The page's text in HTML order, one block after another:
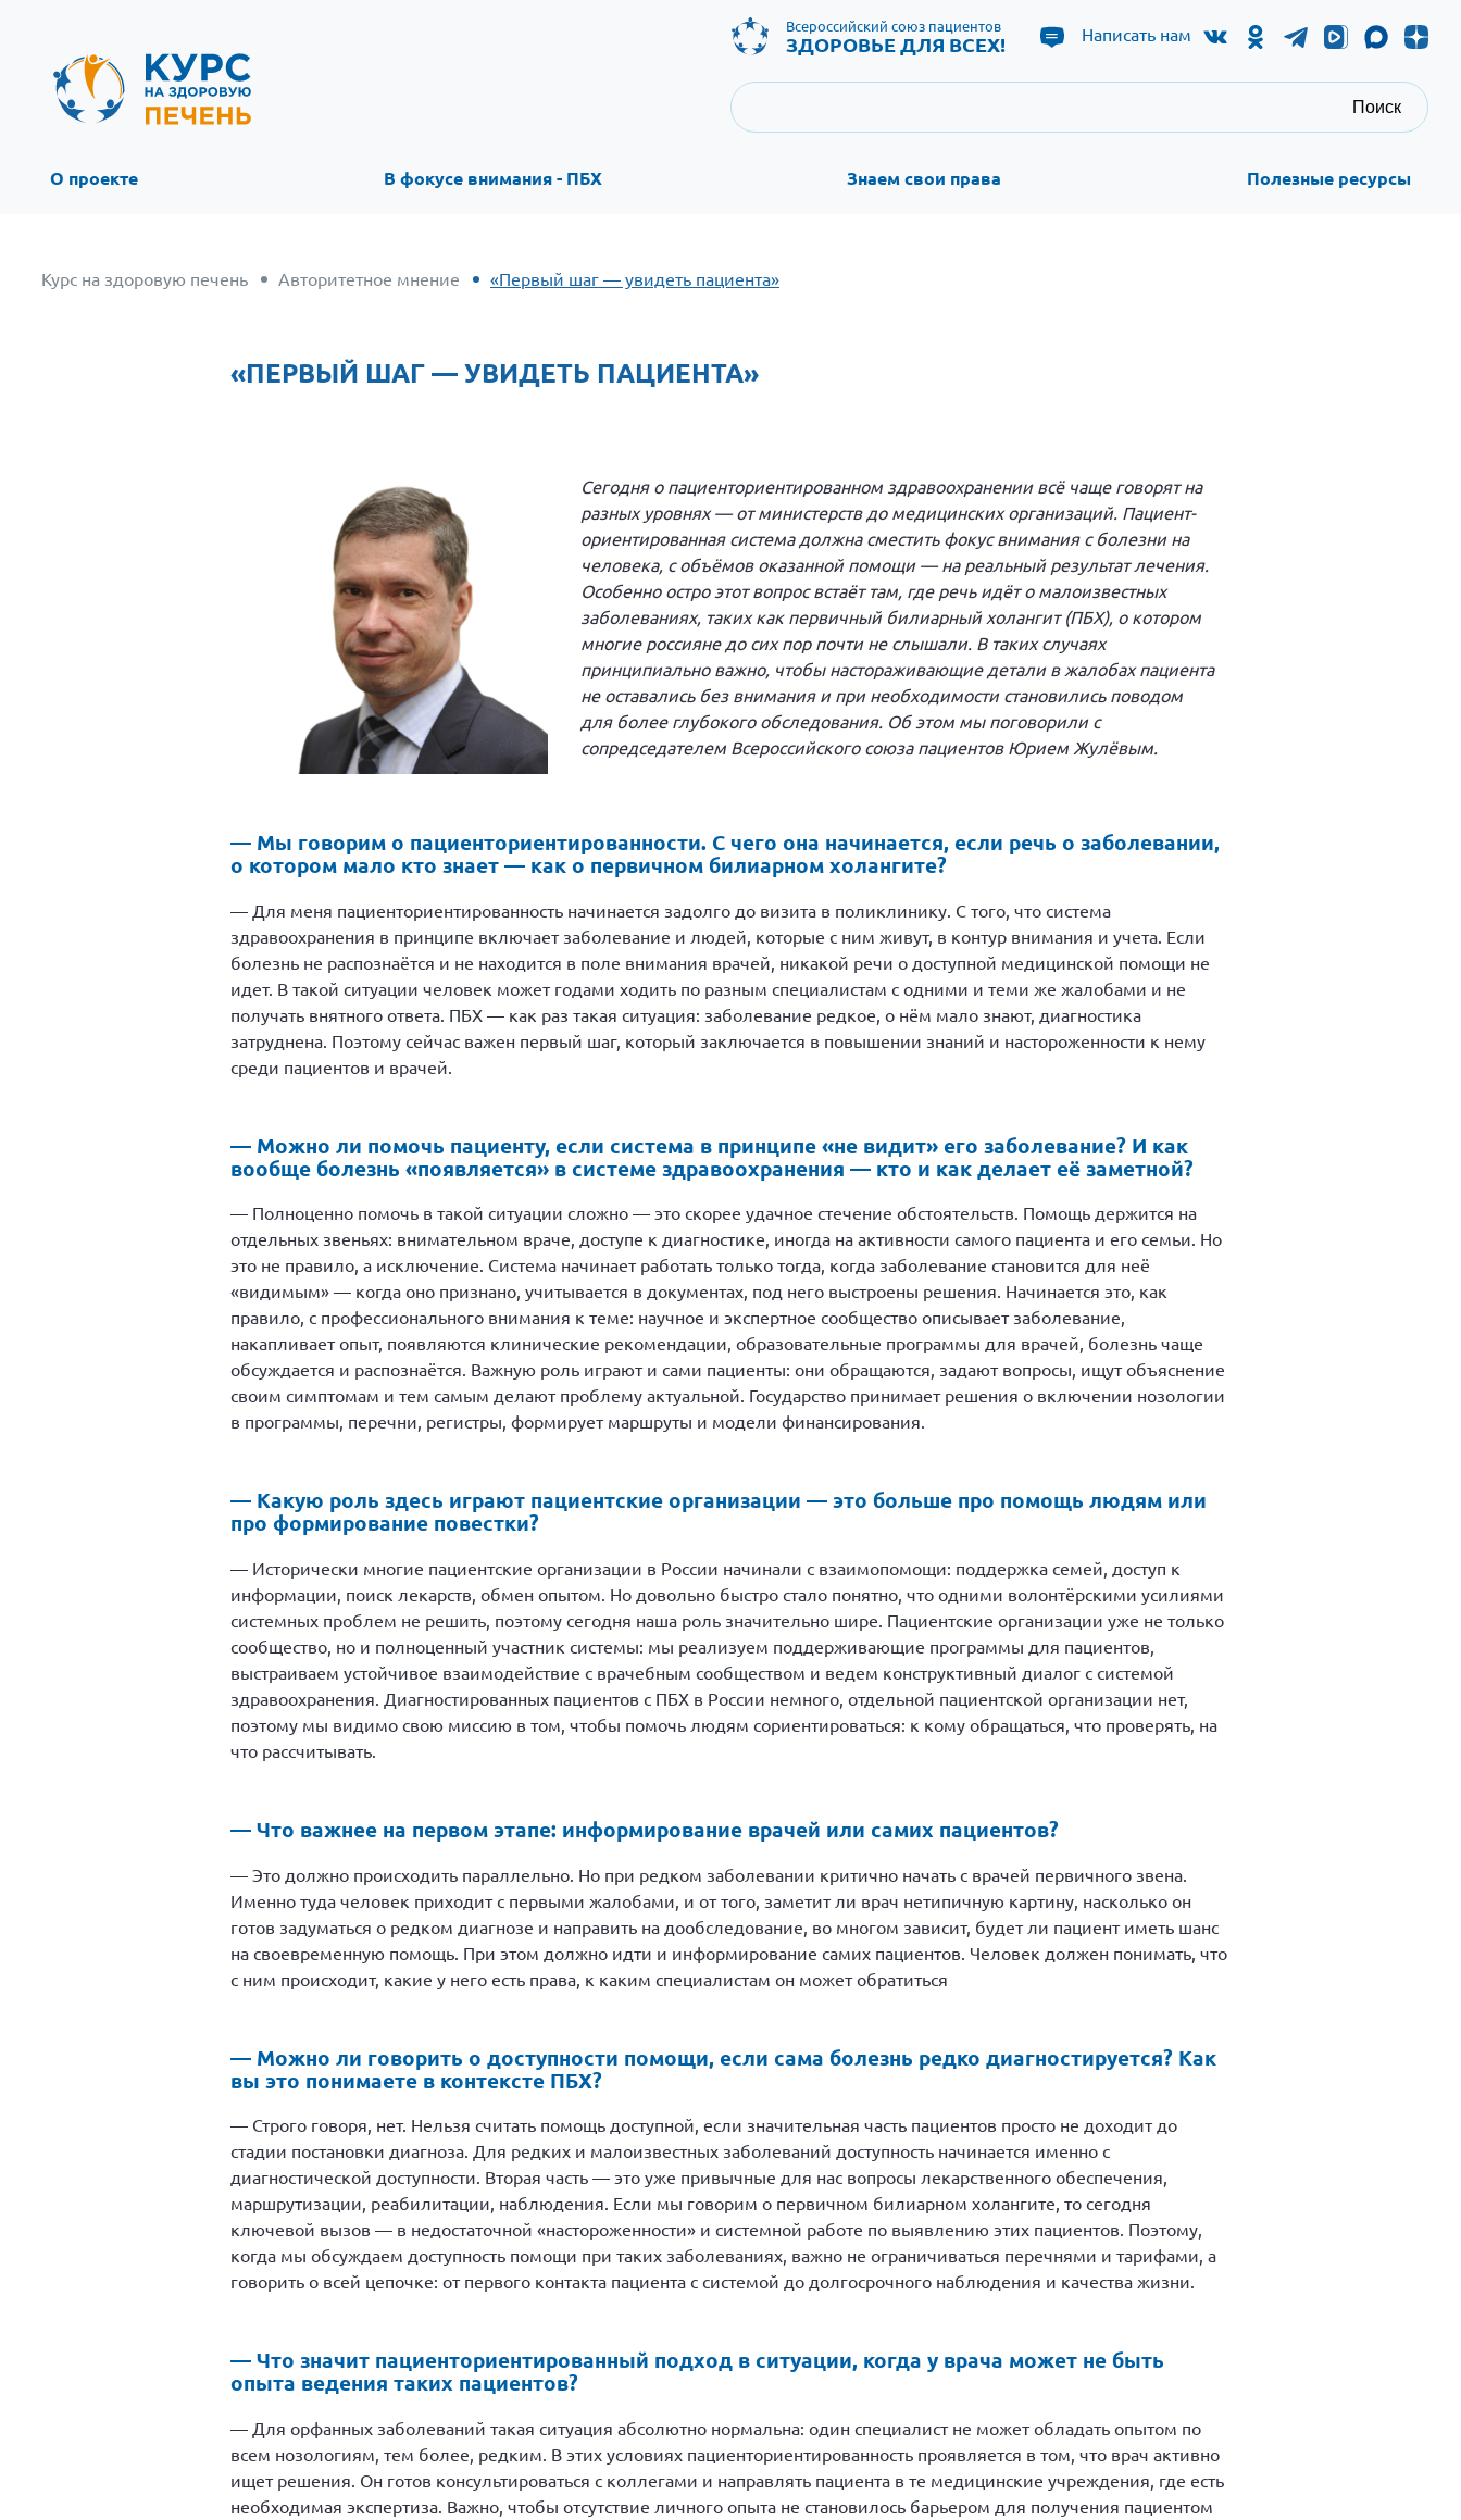
Всероссийский союз пациентов
ЗДОРОВЬЕ ДЛЯ ВСЕХ! Написать нам
Поиск
О проекте В фокусе внимания - ПБХ Знаем свои права Полезные ресурсы
Курс на здоровую печень Авторитетное мнение «Первый шаг — увидеть пациента»
«ПЕРВЫЙ ШАГ — УВИДЕТЬ ПАЦИЕНТА»
Сегодня о пациенториентированном здравоохранении всё чаще говорят на
разных уровнях — от министерств до медицинских организаций. Пациент-
ориентированная система должна сместить фокус внимания с болезни на
человека, с объёмов оказанной помощи — на реальный результат лечения.
Особенно остро этот вопрос встаёт там, где речь идёт о малоизвестных
заболеваниях, таких как первичный билиарный холангит (ПБХ), о котором
многие россияне до сих пор почти не слышали. В таких случаях
принципиально важно, чтобы настораживающие детали в жалобах пациента
не оставались без внимания и при необходимости становились поводом
для более глубокого обследования. Об этом мы поговорили с
сопредседателем Всероссийского союза пациентов Юрием Жулёвым.
— Мы говорим о пациенториентированности. С чего она начинается, если речь о заболевании,
о котором мало кто знает — как о первичном билиарном холангите?
— Для меня пациенториентированность начинается задолго до визита в поликлинику. С того, что система
здравоохранения в принципе включает заболевание и людей, которые с ним живут, в контур внимания и учета. Если
болезнь не распознаётся и не находится в поле внимания врачей, никакой речи о доступной медицинской помощи не
идет. В такой ситуации человек может годами ходить по разным специалистам с одними и теми же жалобами и не
получать внятного ответа. ПБХ — как раз такая ситуация: заболевание редкое, о нём мало знают, диагностика
затруднена. Поэтому сейчас важен первый шаг, который заключается в повышении знаний и настороженности к нему
среди пациентов и врачей.
— Можно ли помочь пациенту, если система в принципе «не видит» его заболевание? И как
вообще болезнь «появляется» в системе здравоохранения — кто и как делает её заметной?
— Полноценно помочь в такой ситуации сложно — это скорее удачное стечение обстоятельств. Помощь держится на
отдельных звеньях: внимательном враче, доступе к диагностике, иногда на активности самого пациента и его семьи. Но
это не правило, а исключение. Система начинает работать только тогда, когда заболевание становится для неё
«видимым» — когда оно признано, учитывается в документах, под него выстроены решения. Начинается это, как
правило, с профессионального внимания к теме: научное и экспертное сообщество описывает заболевание,
накапливает опыт, появляются клинические рекомендации, образовательные программы для врачей, болезнь чаще
обсуждается и распознаётся. Важную роль играют и сами пациенты: они обращаются, задают вопросы, ищут объяснение
своим симптомам и тем самым делают проблему актуальной. Государство принимает решения о включении нозологии
в программы, перечни, регистры, формирует маршруты и модели финансирования.
— Какую роль здесь играют пациентские организации — это больше про помощь людям или
про формирование повестки?
— Исторически многие пациентские организации в России начинали с взаимопомощи: поддержка семей, доступ к
информации, поиск лекарств, обмен опытом. Но довольно быстро стало понятно, что одними волонтёрскими усилиями
системных проблем не решить, поэтому сегодня наша роль значительно шире. Пациентские организации уже не только
сообщество, но и полноценный участник системы: мы реализуем поддерживающие программы для пациентов,
выстраиваем устойчивое взаимодействие с врачебным сообществом и ведем конструктивный диалог с системой
здравоохранения. Диагностированных пациентов с ПБХ в России немного, отдельной пациентской организации нет,
поэтому мы видимо свою миссию в том, чтобы помочь людям сориентироваться: к кому обращаться, что проверять, на
что рассчитывать.
— Что важнее на первом этапе: информирование врачей или самих пациентов?
— Это должно происходить параллельно. Но при редком заболевании критично начать с врачей первичного звена.
Именно туда человек приходит с первыми жалобами, и от того, заметит ли врач нетипичную картину, насколько он
готов задуматься о редком диагнозе и направить на дообследование, во многом зависит, будет ли пациент иметь шанс
на своевременную помощь. При этом должно идти и информирование самих пациентов. Человек должен понимать, что
с ним происходит, какие у него есть права, к каким специалистам он может обратиться
— Можно ли говорить о доступности помощи, если сама болезнь редко диагностируется? Как
вы это понимаете в контексте ПБХ?
— Строго говоря, нет. Нельзя считать помощь доступной, если значительная часть пациентов просто не доходит до
стадии постановки диагноза. Для редких и малоизвестных заболеваний доступность начинается именно с
диагностической доступности. Вторая часть — это уже привычные для нас вопросы лекарственного обеспечения,
маршрутизации, реабилитации, наблюдения. Если мы говорим о первичном билиарном холангите, то сегодня
ключевой вызов — в недостаточной «настороженности» и системной работе по выявлению этих пациентов. Поэтому,
когда мы обсуждаем доступность помощи при таких заболеваниях, важно не ограничиваться перечнями и тарифами, а
говорить о всей цепочке: от первого контакта пациента с системой до долгосрочного наблюдения и качества жизни.
— Что значит пациенториентированный подход в ситуации, когда у врача может не быть
опыта ведения таких пациентов?
— Для орфанных заболеваний такая ситуация абсолютно нормальна: один специалист не может обладать опытом по
всем нозологиям, тем более, редким. В этих условиях пациенториентированность проявляется в том, что врач активно
ищет решения. Он готов консультироваться с коллегами и направлять пациента в те медицинские учреждения, где есть
необходимая экспертиза. Важно, чтобы отсутствие личного опыта не становилось барьером для получения пациентом